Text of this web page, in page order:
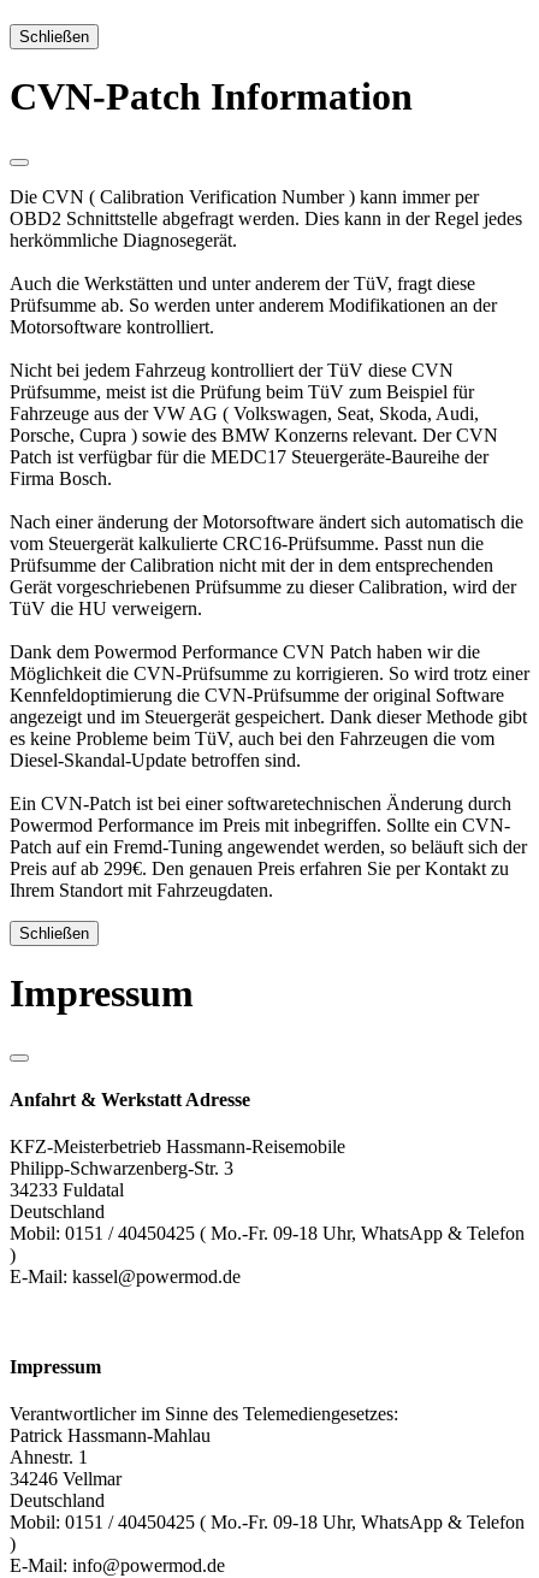
Schließen
CVN-Patch Information
Die CVN ( Calibration Verification Number ) kann immer per
OBD2 Schnittstelle abgefragt werden. Dies kann in der Regel jedes
herkömmliche Diagnosegerät.
Auch die Werkstätten und unter anderem der TüV, fragt diese
Prüfsumme ab. So werden unter anderem Modifikationen an der
Motorsoftware kontrolliert.
Nicht bei jedem Fahrzeug kontrolliert der TüV diese CVN
Prüfsumme, meist ist die Prüfung beim TüV zum Beispiel für
Fahrzeuge aus der VW AG ( Volkswagen, Seat, Skoda, Audi,
Porsche, Cupra ) sowie des BMW Konzerns relevant. Der CVN
Patch ist verfügbar für die MEDC17 Steuergeräte-Baureihe der
Firma Bosch.
Nach einer änderung der Motorsoftware ändert sich automatisch die
vom Steuergerät kalkulierte CRC16-Prüfsumme. Passt nun die
Prüfsumme der Calibration nicht mit der in dem entsprechenden
Gerät vorgeschriebenen Prüfsumme zu dieser Calibration, wird der
TüV die HU verweigern.
Dank dem Powermod Performance CVN Patch haben wir die
Möglichkeit die CVN-Prüfsumme zu korrigieren. So wird trotz einer
Kennfeldoptimierung die CVN-Prüfsumme der original Software
angezeigt und im Steuergerät gespeichert. Dank dieser Methode gibt
es keine Probleme beim TüV, auch bei den Fahrzeugen die vom
Diesel-Skandal-Update betroffen sind.
Ein CVN-Patch ist bei einer softwaretechnischen Änderung durch
Powermod Performance im Preis mit inbegriffen. Sollte ein CVN-
Patch auf ein Fremd-Tuning angewendet werden, so beläuft sich der
Preis auf ab 299€. Den genauen Preis erfahren Sie per Kontakt zu
Ihrem Standort mit Fahrzeugdaten.
Schließen
Impressum
Anfahrt & Werkstatt Adresse
KFZ-Meisterbetrieb Hassmann-Reisemobile
Philipp-Schwarzenberg-Str. 3
34233 Fuldatal
Deutschland
Mobil: 0151 / 40450425 ( Mo.-Fr. 09-18 Uhr, WhatsApp & Telefon
)
E-Mail: kassel@powermod.de
Impressum
Verantwortlicher im Sinne des Telemediengesetzes:
Patrick Hassmann-Mahlau
Ahnestr. 1
34246 Vellmar
Deutschland
Mobil: 0151 / 40450425 ( Mo.-Fr. 09-18 Uhr, WhatsApp & Telefon
)
E-Mail: info@powermod.de